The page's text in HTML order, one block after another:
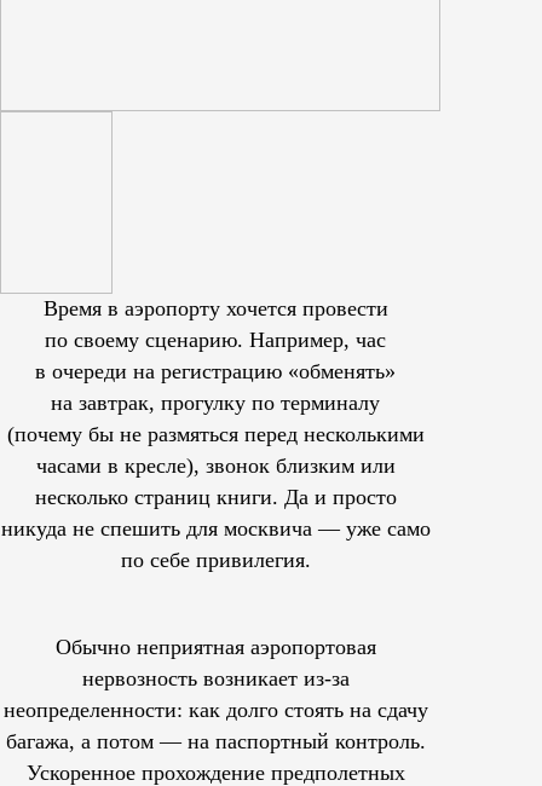
Время в аэропорту хочется провести
по своему сценарию. Например, час
в очереди на регистрацию «обменять»
на завтрак, прогулку по терминалу
(почему бы не размяться перед несколькими
часами в кресле), звонок близким или
несколько страниц книги. Да и просто
никуда не спешить для москвича — уже само
по себе привилегия.
Обычно неприятная аэропортовая
нервозность возникает из-за
неопределенности: как долго стоять на сдачу
багажа, а потом — на паспортный контроль.
Ускоренное прохождение предполетных